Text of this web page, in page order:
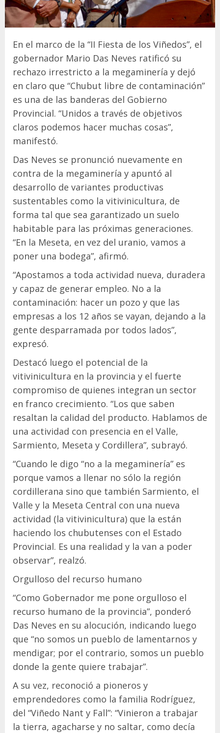
En el marco de la “II Fiesta de los Viñedos”, el
gobernador Mario Das Neves ratificó su
rechazo irrestricto a la megaminería y dejó
en claro que “Chubut libre de contaminación”
es una de las banderas del Gobierno
Provincial. “Unidos a través de objetivos
claros podemos hacer muchas cosas”,
manifestó.
Das Neves se pronunció nuevamente en
contra de la megaminería y apuntó al
desarrollo de variantes productivas
sustentables como la vitivinicultura, de
forma tal que sea garantizado un suelo
habitable para las próximas generaciones.
“En la Meseta, en vez del uranio, vamos a
poner una bodega”, afirmó.
“Apostamos a toda actividad nueva, duradera
y capaz de generar empleo. No a la
contaminación: hacer un pozo y que las
empresas a los 12 años se vayan, dejando a la
gente desparramada por todos lados”,
expresó.
Destacó luego el potencial de la
vitivinicultura en la provincia y el fuerte
compromiso de quienes integran un sector
en franco crecimiento. “Los que saben
resaltan la calidad del producto. Hablamos de
una actividad con presencia en el Valle,
Sarmiento, Meseta y Cordillera”, subrayó.
“Cuando le digo “no a la megaminería” es
porque vamos a llenar no sólo la región
cordillerana sino que también Sarmiento, el
Valle y la Meseta Central con una nueva
actividad (la vitivinicultura) que la están
haciendo los chubutenses con el Estado
Provincial. Es una realidad y la van a poder
observar”, realzó.
Orgulloso del recurso humano
“Como Gobernador me pone orgulloso el
recurso humano de la provincia”, ponderó
Das Neves en su alocución, indicando luego
que “no somos un pueblo de lamentarnos y
mendigar; por el contrario, somos un pueblo
donde la gente quiere trabajar”.
A su vez, reconoció a pioneros y
emprendedores como la familia Rodríguez,
del “Viñedo Nant y Fall”: “Vinieron a trabajar
la tierra, agacharse y no saltar, como decía